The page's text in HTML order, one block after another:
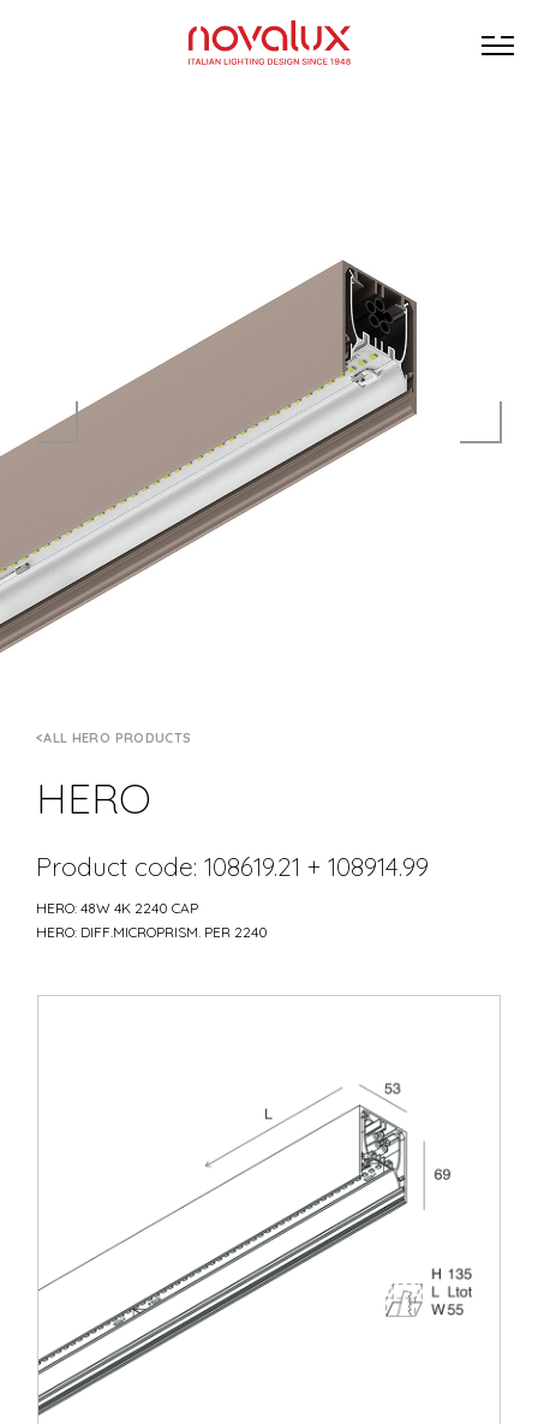
ALL HERO PRODUCTS
HERO
Product code: 108619.21 + 108914.99
HERO: 48W 4K 2240 CAP
HERO: DIFF.MICROPRISM. PER 2240